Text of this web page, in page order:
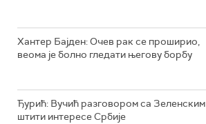
Хантер Бајден: Очев рак се проширио,
веома је болно гледати његову борбу
Ђурић: Вучић разговором са Зеленским
штити интересе Србије